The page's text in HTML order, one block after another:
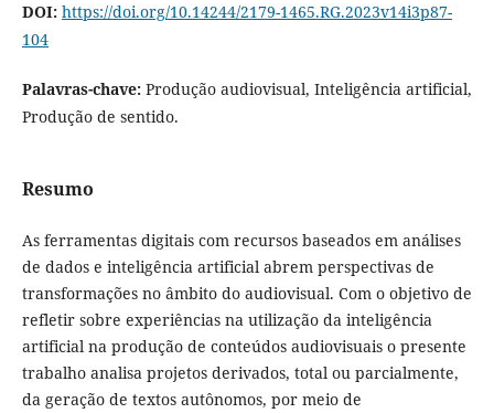
DOI: https://doi.org/10.14244/2179-1465.RG.2023v14i3p87-
104
Palavras-chave: Produção audiovisual, Inteligência artificial,
Produção de sentido.
Resumo
As ferramentas digitais com recursos baseados em análises
de dados e inteligência artificial abrem perspectivas de
transformações no âmbito do audiovisual. Com o objetivo de
refletir sobre experiências na utilização da inteligência
artificial na produção de conteúdos audiovisuais o presente
trabalho analisa projetos derivados, total ou parcialmente,
da geração de textos autônomos, por meio de